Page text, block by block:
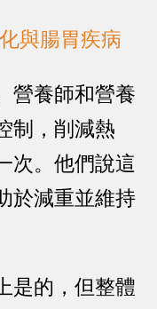
與腸胃疾病
營養師和營養
制，削減熱
次。他們說這
於減重並維持
是的，但整體